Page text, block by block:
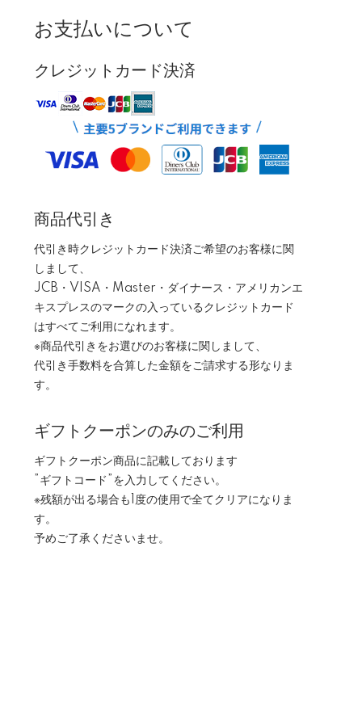
お支払いについて
クレジットカード決済
商品代引き
代引き時クレジットカード決済ご希望のお客様に関
しまして、
JCB・VISA・Master・ダイナース・アメリカンエ
キスプレスのマークの入っているクレジットカード
はすべてご利用になれます。
※商品代引きをお選びのお客様に関しまして、
代引き手数料を合算した金額をご請求する形なりま
す。
ギフトクーポンのみのご利用
ギフトクーポン商品に記載しております
”ギフトコード”を入力してください。
※残額が出る場合も1度の使用で全てクリアになりま
す。
予めご了承くださいませ。